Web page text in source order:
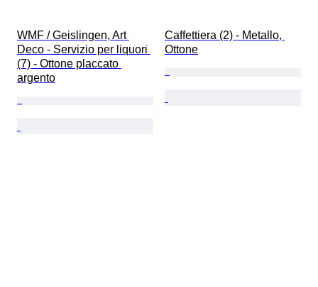
WMF / Geislingen, Art
Deco - Servizio per liquori
(7) - Ottone placcato
argento
Caffettiera (2) - Metallo,
Ottone